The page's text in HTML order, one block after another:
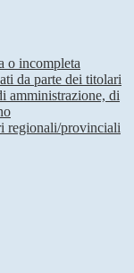
o incompleta
da parte dei titolari
amministrazione, di
regionali/provinciali